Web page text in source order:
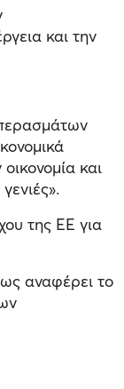
και την
και
της ΕΕ για
αναφέρει το